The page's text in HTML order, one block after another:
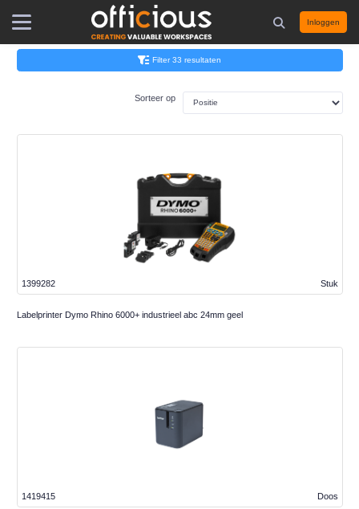
Inloggen
Filter 33 resultaten
Sorteer op
Stuk
1399282
Labelprinter Dymo Rhino 6000+ industrieel abc 24mm geel
Doos
1419415